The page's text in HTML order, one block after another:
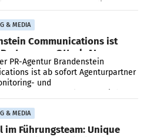
& MEDIA
Communications ist
von OtterlyAI
PR-Agentur Brandenstein
ist ab sofort Agenturpartner
und
& MEDIA
im Führungsteam: Unique